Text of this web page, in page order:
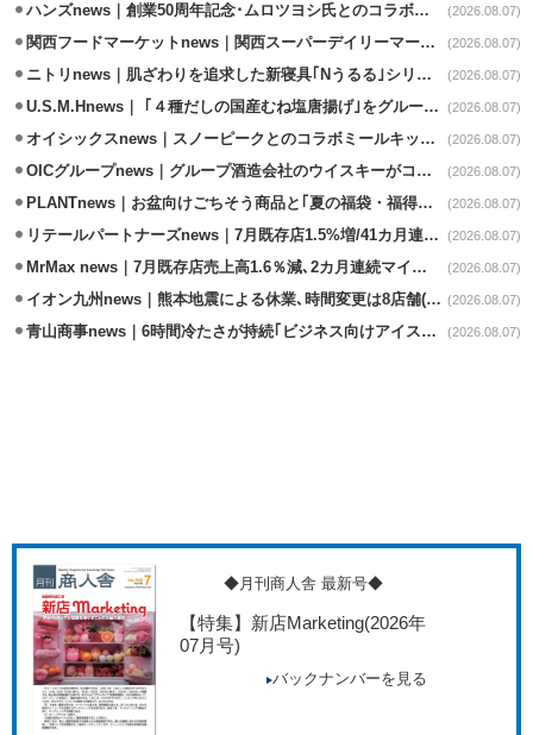
ハンズnews｜創業50周年記念･ムロツヨシ氏とのコラボ企画｢ムロハンズ｣開催 (2026.08.07)
関西フードマーケットnews｜関西スーパーデイリーマート蒲生店8/7改装 (2026.08.07)
ニトリnews｜肌ざわりを追求した新寝具｢Nうるる｣シリーズを発売 (2026.08.07)
U.S.M.Hnews｜ ｢４種だしの国産むね塩唐揚げ｣をグループ610店で共同販促 (2026.08.07)
オイシックスnews｜スノーピークとのコラボミールキット8/13発売 (2026.08.07)
OICグループnews｜グループ酒造会社のウイスキーがコンペティション受賞 (2026.08.07)
PLANTnews｜お盆向けごちそう商品と｢夏の福袋・福得カート｣8/8から開催 (2026.08.07)
リテールパートナーズnews｜7月既存店1.5%増/41カ月連続増 (2026.08.07)
MrMax news｜7月既存店売上高1.6％減､2カ月連続マイナス (2026.08.07)
イオン九州news｜熊本地震による休業､時間変更は8店舗(8/7時点) (2026.08.07)
青山商事news｜6時間冷たさが持続｢ビジネス向けアイスベスト｣発売 (2026.08.07)
◆月刊商人舎 最新号◆
【特集】新店Marketing(2026年
07月号)
バックナンバーを見る